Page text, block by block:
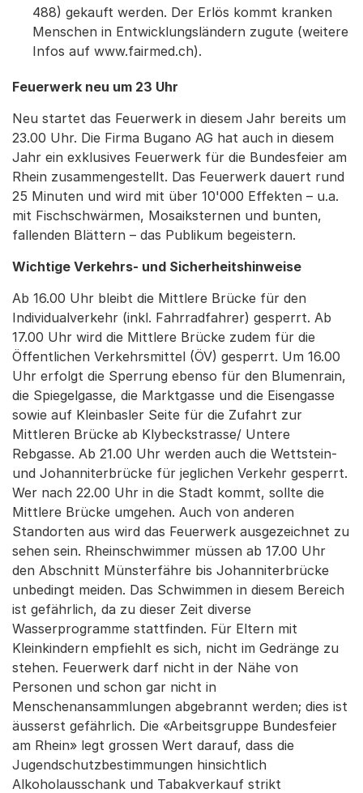
488) gekauft werden. Der Erlös kommt kranken
Menschen in Entwicklungsländern zugute (weitere
Infos auf www.fairmed.ch).
Feuerwerk neu um 23 Uhr
Neu startet das Feuerwerk in diesem Jahr bereits um
23.00 Uhr. Die Firma Bugano AG hat auch in diesem
Jahr ein exklusives Feuerwerk für die Bundesfeier am
Rhein zusammengestellt. Das Feuerwerk dauert rund
25 Minuten und wird mit über 10'000 Effekten – u.a.
mit Fischschwärmen, Mosaiksternen und bunten,
fallenden Blättern – das Publikum begeistern.
Wichtige Verkehrs- und Sicherheitshinweise
Ab 16.00 Uhr bleibt die Mittlere Brücke für den
Individualverkehr (inkl. Fahrradfahrer) gesperrt. Ab
17.00 Uhr wird die Mittlere Brücke zudem für die
Öffentlichen Verkehrsmittel (ÖV) gesperrt. Um 16.00
Uhr erfolgt die Sperrung ebenso für den Blumenrain,
die Spiegelgasse, die Marktgasse und die Eisengasse
sowie auf Kleinbasler Seite für die Zufahrt zur
Mittleren Brücke ab Klybeckstrasse/ Untere
Rebgasse. Ab 21.00 Uhr werden auch die Wettstein-
und Johanniterbrücke für jeglichen Verkehr gesperrt.
Wer nach 22.00 Uhr in die Stadt kommt, sollte die
Mittlere Brücke umgehen. Auch von anderen
Standorten aus wird das Feuerwerk ausgezeichnet zu
sehen sein. Rheinschwimmer müssen ab 17.00 Uhr
den Abschnitt Münsterfähre bis Johanniterbrücke
unbedingt meiden. Das Schwimmen in diesem Bereich
ist gefährlich, da zu dieser Zeit diverse
Wasserprogramme stattfinden. Für Eltern mit
Kleinkindern empfiehlt es sich, nicht im Gedränge zu
stehen. Feuerwerk darf nicht in der Nähe von
Personen und schon gar nicht in
Menschenansammlungen abgebrannt werden; dies ist
äusserst gefährlich. Die «Arbeitsgruppe Bundesfeier
am Rhein» legt grossen Wert darauf, dass die
Jugendschutzbestimmungen hinsichtlich
Alkoholausschank und Tabakverkauf strikt